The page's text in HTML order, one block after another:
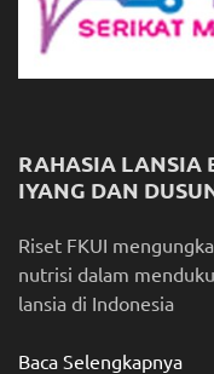
RAHASIA LANSIA
IYANG DAN
Riset FKUI
nutrisi dalam
lansia di Indonesia
Baca Selengkapnya